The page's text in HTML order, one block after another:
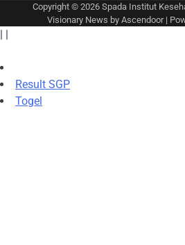
Copyright © 2026 Spada Institut
Visionary News by Ascendoor|
| |
Result SGP
Togel